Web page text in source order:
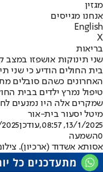
מגזין
אנחנו מגייסים
English
X
בריאות
שני תינוקות אושפזו
בית החולים הודיע כי שני
האחרונים כשהם סובלים
טיפול נמרץ ילדים בבית
שמקרים אלה היו נמנעים
מיטל יסעור בית-אור
13/1/2025, 08:57
,עודכן09:12
0השמעה
אסותא אשדוד (ארכיון).